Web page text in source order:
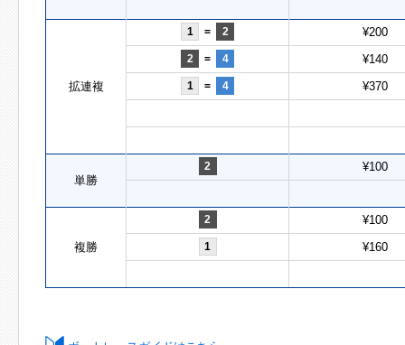
拡連複
1 = 2 ¥200
2 = 4 ¥140
1 = 4 ¥370
単勝
2 ¥100
複勝
2 ¥100
1 ¥160